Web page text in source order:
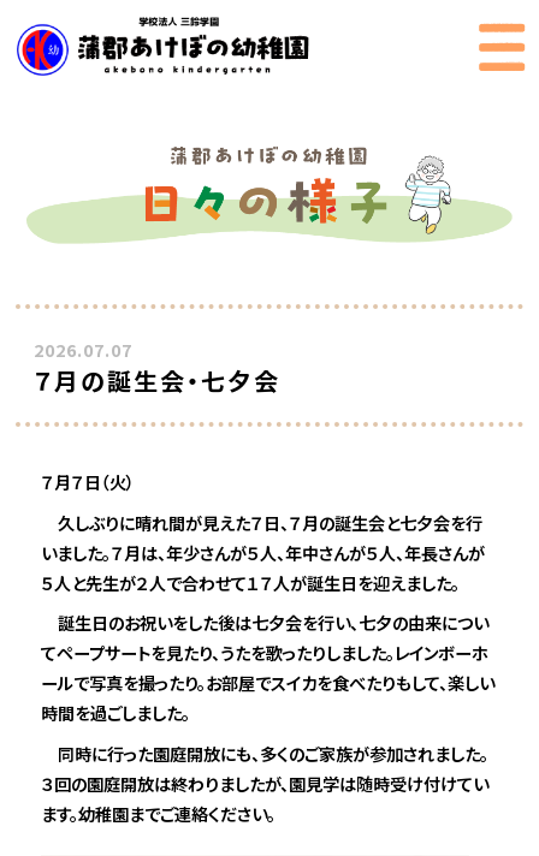
2026.07.07
７月の誕生会・七夕会
７月７日（火）
久しぶりに晴れ間が見えた７日、７月の誕生会と七夕会を行
いました。７月は、年少さんが５人、年中さんが５人、年長さんが
５人と先生が２人で合わせて１７人が誕生日を迎えました。
誕生日のお祝いをした後は七夕会を行い、七夕の由来につい
てペープサートを見たり、うたを歌ったりしました。レインボーホ
ールで写真を撮ったり。お部屋でスイカを食べたりもして、楽しい
時間を過ごしました。
同時に行った園庭開放にも、多くのご家族が参加されました。
３回の園庭開放は終わりましたが、園見学は随時受け付けてい
ます。幼稚園までご連絡ください。